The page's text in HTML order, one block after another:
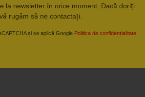
la newsletter în orice moment. Dacă doriți
rugăm să ne contactați.
și se aplică Google Politica de confidențialitate